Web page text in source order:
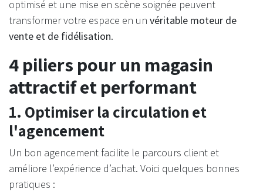
optimisé et une mise en scène soignée peuvent
transformer votre espace en un véritable moteur de
vente et de fidélisation.
4 piliers pour un magasin
attractif et performant
1. Optimiser la circulation et
l'agencement
Un bon agencement facilite le parcours client et
améliore l’expérience d’achat. Voici quelques bonnes
pratiques :